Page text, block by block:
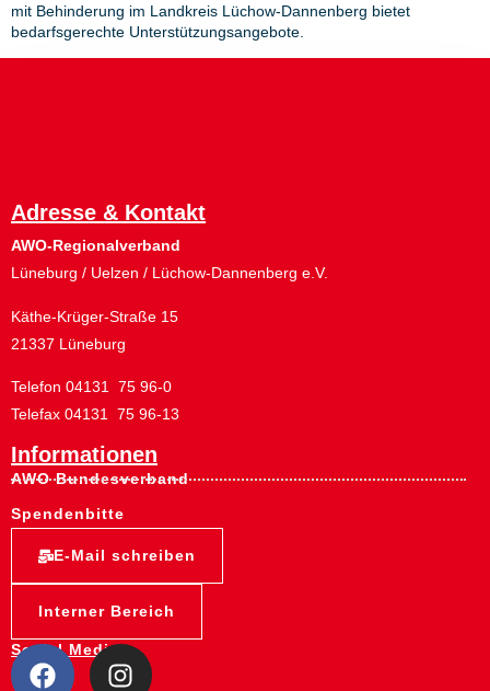
mit Behinderung im Landkreis Lüchow-Dannenberg bietet
bedarfsgerechte Unterstützungsangebote.
Adresse & Kontakt
AWO-Regionalverband
Lüneburg / Uelzen / Lüchow-Dannenberg e.V.
Käthe-Krüger-Straße 15
21337 Lüneburg
Telefon 04131 75 96-0
Telefax 04131 75 96-13
Informationen
AWO Bundesverband
Spendenbitte
E-Mail schreiben
Interner Bereich
Social Media: